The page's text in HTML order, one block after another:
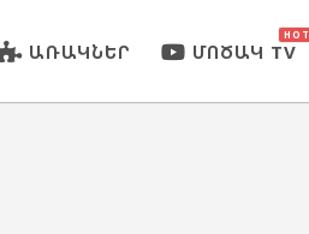
ԱՌԱԿՆԵՐ ՄՈԾԱԿ TV
HOT